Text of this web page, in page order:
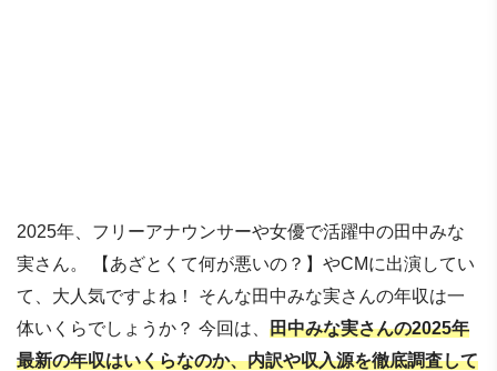
2025年、フリーアナウンサーや女優で活躍中の田中みな
実さん。 【あざとくて何が悪いの？】やCMに出演してい
て、大人気ですよね！ そんな田中みな実さんの年収は一
体いくらでしょうか？ 今回は、 田中みな実さんの2025年
最新の年収はいくらなのか、内訳や収入源を徹底調査して